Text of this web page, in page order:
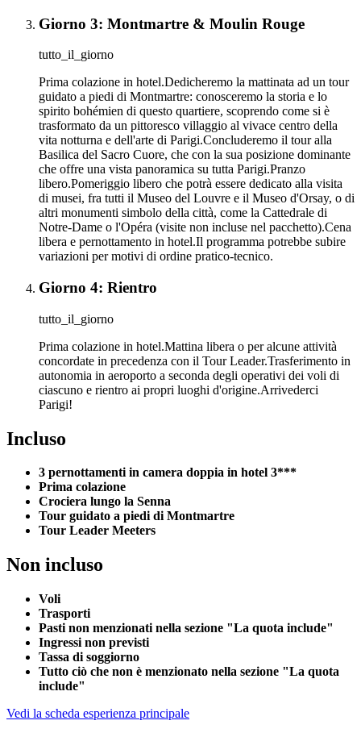
Giorno 3: Montmartre & Moulin Rouge
tutto_il_giorno
Prima colazione in hotel.Dedicheremo la mattinata ad un tour
guidato a piedi di Montmartre: conosceremo la storia e lo
spirito bohémien di questo quartiere, scoprendo come si è
trasformato da un pittoresco villaggio al vivace centro della
vita notturna e dell'arte di Parigi.Concluderemo il tour alla
Basilica del Sacro Cuore, che con la sua posizione dominante
che offre una vista panoramica su tutta Parigi.Pranzo
libero.Pomeriggio libero che potrà essere dedicato alla visita
di musei, fra tutti il Museo del Louvre e il Museo d'Orsay, o di
altri monumenti simbolo della città, come la Cattedrale di
Notre-Dame o l'Opéra (visite non incluse nel pacchetto).Cena
libera e pernottamento in hotel.Il programma potrebbe subire
variazioni per motivi di ordine pratico-tecnico.
Giorno 4: Rientro
tutto_il_giorno
Prima colazione in hotel.Mattina libera o per alcune attività
concordate in precedenza con il Tour Leader.Trasferimento in
autonomia in aeroporto a seconda degli operativi dei voli di
ciascuno e rientro ai propri luoghi d'origine.Arrivederci
Parigi!
Incluso
3 pernottamenti in camera doppia in hotel 3***
Prima colazione
Crociera lungo la Senna
Tour guidato a piedi di Montmartre
Tour Leader Meeters
Non incluso
Voli
Trasporti
Pasti non menzionati nella sezione "La quota include"
Ingressi non previsti
Tassa di soggiorno
Tutto ciò che non è menzionato nella sezione "La quota
include"
Vedi la scheda esperienza principale